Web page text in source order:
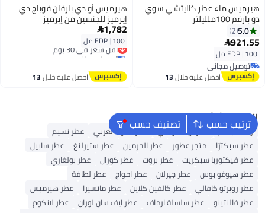
هيرميس ماء عطر كاليتشي سوي
دو بارفم 100ملليلتر
5.0
2
921.55
EDP|100 مل
توصيل مجاني
توصيل مجانياحصل عليه خلال13
هيرميس أو دي بارفان فوياج دي
إيرميز للجنسين من إيرميز
100ملليلتر 1,782
EDP|100 ملأقل سعر في 30 يوم
توصيل مجاني
أقل سعر في 30 يوم
احصل عليه خلال13
ترتيب حسب تصنيف حسب البحث الشائع
رذاذ للجسم عطر أريانا غراندي عطر العود العربي
عطر نسيم
عطر سبكترّا
متجر عطور عطر الحرمين عطر ستيرلنغ
عطر سابيل
عطر فيكتوريا سيكريت
عطر بروت عطر كورال
عطر بولغاري
عطر هيوغو بوس
عطر جيرلان عطر امواج
عطر لطافة
عطر روبرتو كافالي
عطر كالفين كلاين عطر مانسيرا
عطر هيرميس
عطر فالنتينو
عطر سلسلة ارماف عطر ايف سان لوران
عطر لانكوم